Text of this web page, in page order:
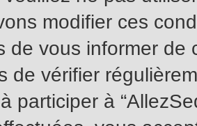
modifier ces
de vous informer
de vérifier
participer à